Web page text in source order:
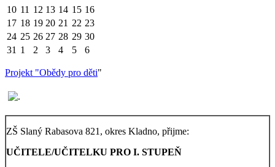
10 11 12 13 14 15 16
17 18 19 20 21 22 23
24 25 26 27 28 29 30
31 1 2 3 4 5 6
Projekt "Obědy pro děti"
ZŠ Slaný Rabasova 821, okres Kladno, přijme:
UČITELE/UČITELKU PRO I. STUPEŇ